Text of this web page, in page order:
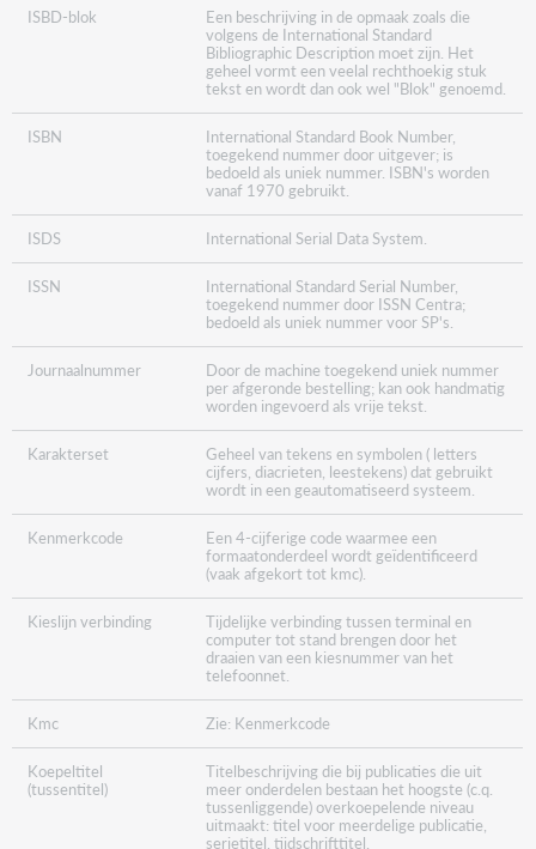
ISBD-blok
Een beschrijving in de opmaak zoals die
volgens de International Standard
Bibliographic Description moet zijn. Het
geheel vormt een veelal rechthoekig stuk
tekst en wordt dan ook wel "Blok" genoemd.
ISBN
International Standard Book Number,
toegekend nummer door uitgever; is
bedoeld als uniek nummer. ISBN's worden
vanaf 1970 gebruikt.
ISDS International Serial Data System.
ISSN
International Standard Serial Number,
toegekend nummer door ISSN Centra;
bedoeld als uniek nummer voor SP's.
Journaalnummer
Door de machine toegekend uniek nummer
per afgeronde bestelling; kan ook handmatig
worden ingevoerd als vrije tekst.
Karakterset
Geheel van tekens en symbolen ( letters
cijfers, diacrieten, leestekens) dat gebruikt
wordt in een geautomatiseerd systeem.
Kenmerkcode
Een 4-cijferige code waarmee een
formaatonderdeel wordt geïdentificeerd
(vaak afgekort tot kmc).
Kieslijn verbinding
Tijdelijke verbinding tussen terminal en
computer tot stand brengen door het
draaien van een kiesnummer van het
telefoonnet.
Kmc Zie: Kenmerkcode
Koepeltitel
(tussentitel)
Titelbeschrijving die bij publicaties die uit
meer onderdelen bestaan het hoogste (c.q.
tussenliggende) overkoepelende niveau
uitmaakt: titel voor meerdelige publicatie,
serietitel, tijdschrifttitel.